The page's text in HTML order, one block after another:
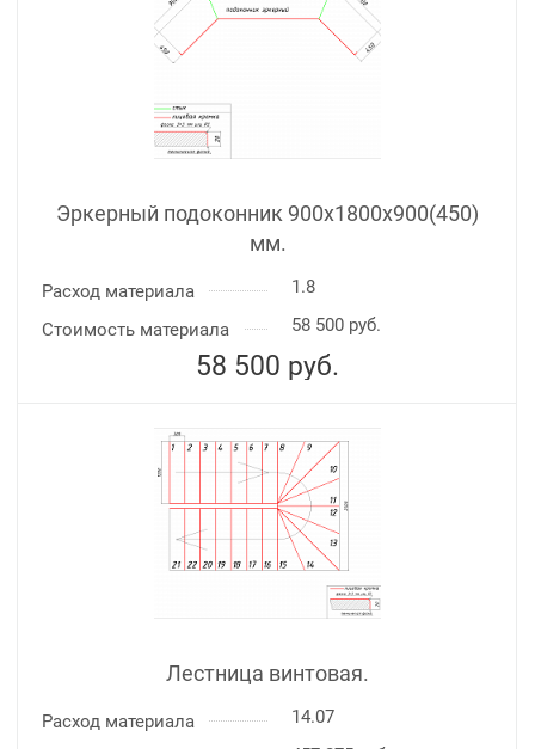
Эркерный подоконник 900х1800х900(450)
мм.
Расход материала
1.8
Стоимость материала
58 500 руб.
58 500 руб.
Лестница винтовая.
Расход материала
14.07